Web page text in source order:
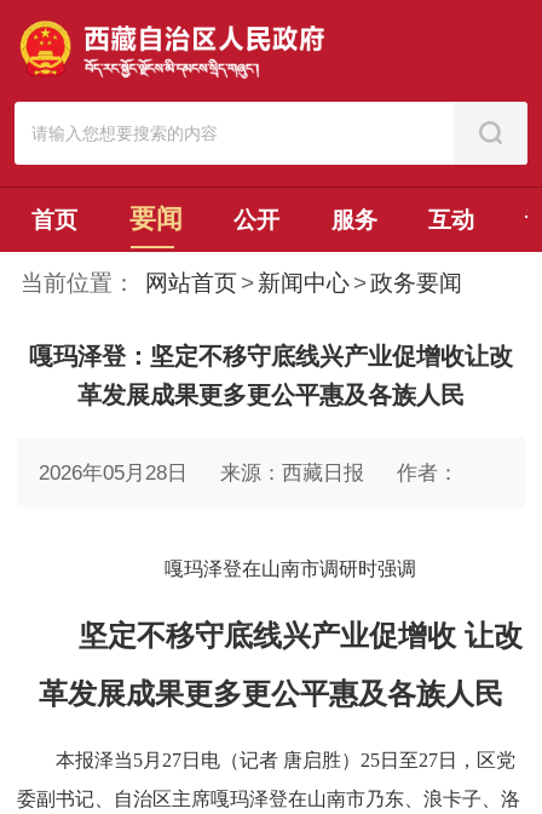
首页 要闻 公开 服务 互动
当前位置： 网站首页 > 新闻中心 >政务要闻
嘎玛泽登：坚定不移守底线兴产业促增收让改
革发展成果更多更公平惠及各族人民
2026年05月28日 来源：西藏日报 作者：
嘎玛泽登在山南市调研时强调
坚定不移守底线兴产业促增收 让改
革发展成果更多更公平惠及各族人民
本报泽当5月27日电（记者 唐启胜）25日至27日，区党
委副书记、自治区主席嘎玛泽登在山南市乃东、浪卡子、洛